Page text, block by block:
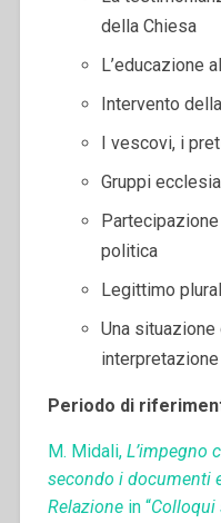
della Chiesa
L’educazione
Intervento
I vescovi, i
Gruppi
politica
Legittimo
Una
interpretazione
Periodo di
M. Midali, L’impegno
secondo i documenti
Relazionein “Colloqui